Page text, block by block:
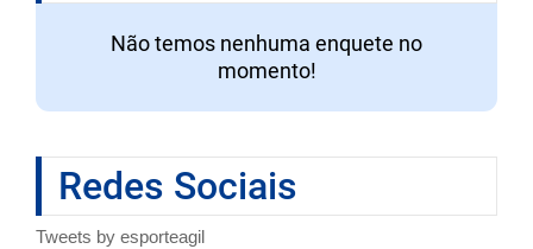
Não temos nenhuma enquete no
momento!
Redes Sociais
Tweets by esporteagil